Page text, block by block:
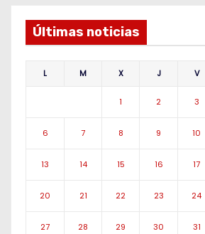
Últimas noticias
L M X J V
1 2 3
6 7 8 9 10
13 14 15 16 17
20 21 22 23 24
27 28 29 30 31